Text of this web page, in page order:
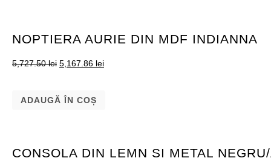
NOPTIERA AURIE DIN MDF INDIANNA
5,727.50lei 5,167.86 lei
ADAUGĂ ÎN COȘ
CONSOLA DIN LEMN SI METAL